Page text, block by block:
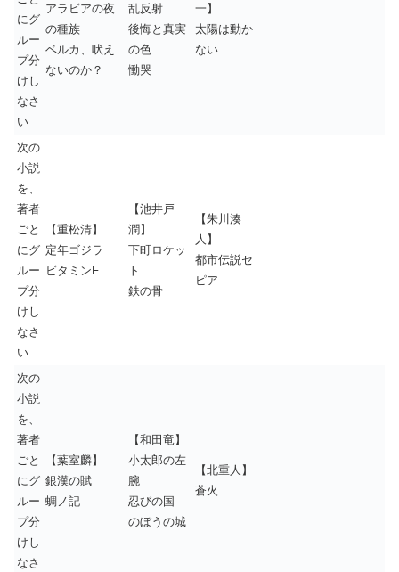
にグ
ルー
プ分
けし
なさ
い
アラビアの夜
の種族
ベルカ、吠え
ないのか？
乱反射
後悔と真実
の色
慟哭
一】
太陽は動か
ない
次の
小説
を、
著者
ごと
にグ
ルー
プ分
けし
なさ
い
【重松清】
定年ゴジラ
ビタミンF
【池井戸
潤】
下町ロケッ
ト
鉄の骨
【朱川湊
人】
都市伝説セ
ピア
次の
小説
を、
著者
ごと
にグ
ルー
プ分
けし
なさ
【葉室麟】
銀漢の賦
蜩ノ記
【和田竜】
小太郎の左
腕
忍びの国
のぼうの城
【北重人】
蒼火